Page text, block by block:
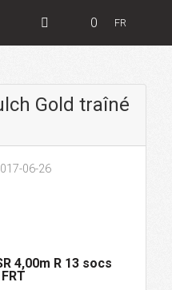
0 FR
Gold traîné
06-26
4,00m R 13 socs